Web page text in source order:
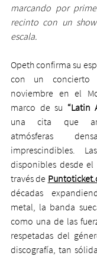
marcando por
recinto con un
escala.
Opeth confirma su
con un
noviembre en el
marco de su “Latin
una cita que
atmósferas
imprescindibles.
disponibles desde
través de
décadas
metal, la banda
como una de las
respetadas del
discografía, tan